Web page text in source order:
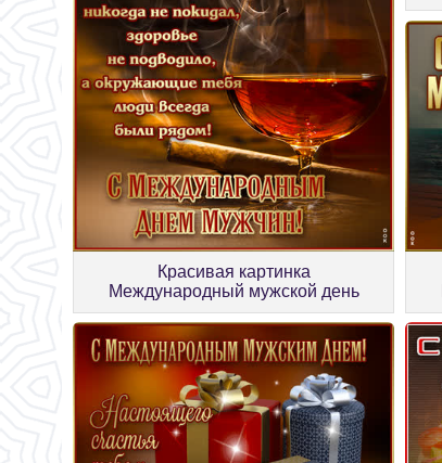
Красивая картинка
Международный мужской день